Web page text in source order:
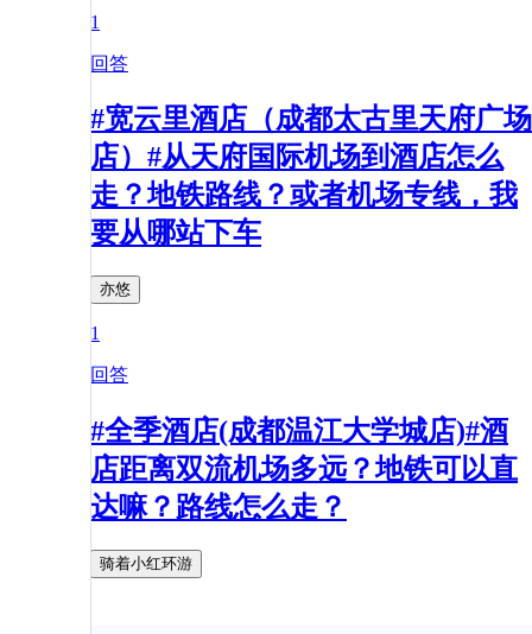
1
回答
#宽云里酒店（成都太古里天府广场
店）#从天府国际机场到酒店怎么
走？地铁路线？或者机场专线，我
要从哪站下车
亦悠
1
回答
#全季酒店(成都温江大学城店)#酒
店距离双流机场多远？地铁可以直
达嘛？路线怎么走？
骑着小红环游